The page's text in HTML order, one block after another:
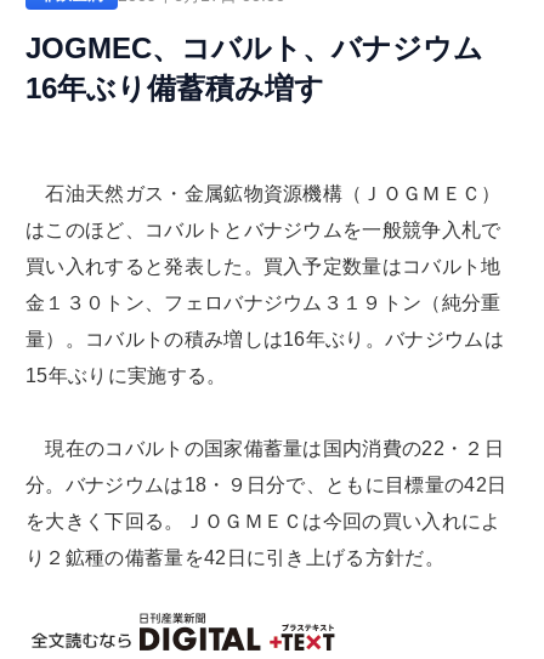
JOGMEC、コバルト、バナジウム
16年ぶり備蓄積み増す
石油天然ガス・金属鉱物資源機構（ＪＯＧＭＥＣ）
はこのほど、コバルトとバナジウムを一般競争入札で
買い入れすると発表した。買入予定数量はコバルト地
金１３０トン、フェロバナジウム３１９トン（純分重
量）。コバルトの積み増しは16年ぶり。バナジウムは
15年ぶりに実施する。
現在のコバルトの国家備蓄量は国内消費の22・２日
分。バナジウムは18・９日分で、ともに目標量の42日
を大きく下回る。ＪＯＧＭＥＣは今回の買い入れによ
り２鉱種の備蓄量を42日に引き上げる方針だ。